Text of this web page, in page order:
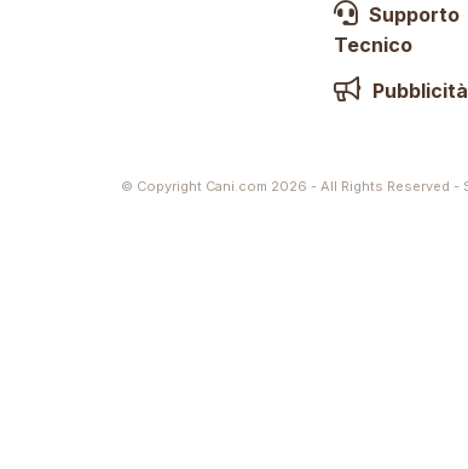
Supporto
Tecnico
Pubblicità
© Copyright Cani.com 2026 - All Rights Reserved